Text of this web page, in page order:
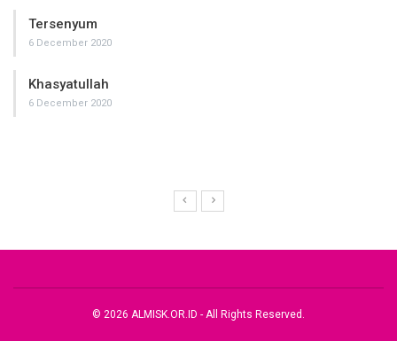
Tersenyum
6 December 2020
Khasyatullah
6 December 2020
© 2026 ALMISK.OR.ID - All Rights Reserved.